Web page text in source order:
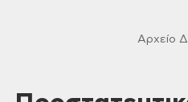
Αρχείο